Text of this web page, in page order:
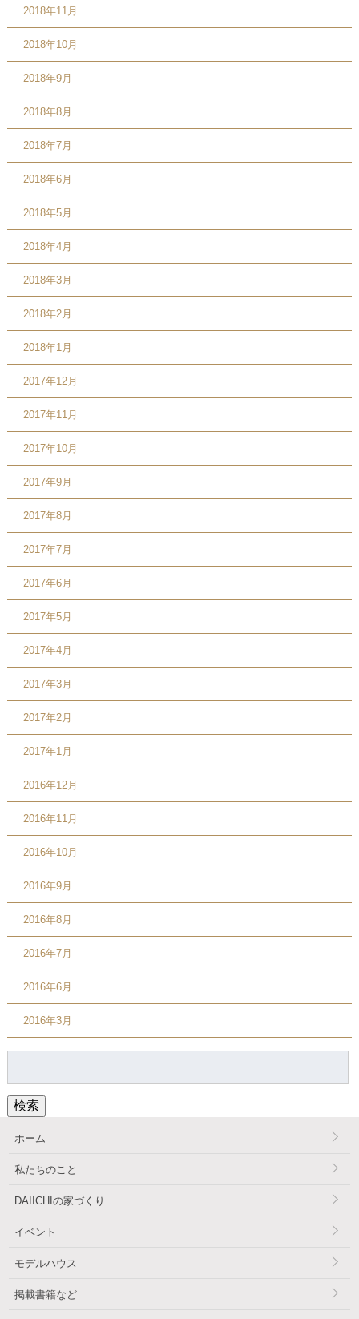
2018年11月
2018年10月
2018年9月
2018年8月
2018年7月
2018年6月
2018年5月
2018年4月
2018年3月
2018年2月
2018年1月
2017年12月
2017年11月
2017年10月
2017年9月
2017年8月
2017年7月
2017年6月
2017年5月
2017年4月
2017年3月
2017年2月
2017年1月
2016年12月
2016年11月
2016年10月
2016年9月
2016年8月
2016年7月
2016年6月
2016年3月
検索
ホーム
私たちのこと
DAIICHIの家づくり
イベント
モデルハウス
掲載書籍など